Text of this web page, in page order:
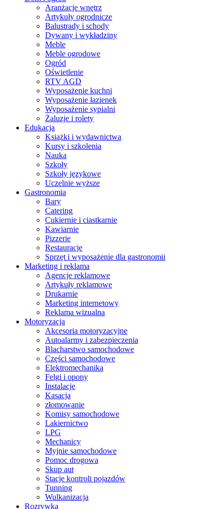
Aranżacje wnętrz
Artykuły ogrodnicze
Balustrady i schody
Dywany i wykładziny
Meble
Meble ogrodowe
Ogród
Oświetlenie
RTV AGD
Wyposażenie kuchni
Wyposażenie łazienek
Wyposażenie sypialni
Żaluzje i rolety
Edukacja
Książki i wydawnictwa
Kursy i szkolenia
Nauka
Szkoły
Szkoły językowe
Uczelnie wyższe
Gastronomia
Bary
Catering
Cukiernie i ciastkarnie
Kawiarnie
Pizzerie
Restauracje
Sprzęt i wyposażenie dla gastronomii
Marketing i reklama
Agencje reklamowe
Artykuły reklamowe
Drukarnie
Marketing internetowy
Reklama wizualna
Motoryzacja
Akcesoria motoryzacyjne
Autoalarmy i zabezpieczenia
Blacharstwo samochodowe
Części samochodowe
Elektromechanika
Felgi i opony
Instalacje
Kasacja
złomowanie
Komisy samochodowe
Lakiernictwo
LPG
Mechanicy
Myjnie samochodowe
Pomoc drogowa
Skup aut
Stacje kontroli pojazdów
Tunning
Wulkanizacja
Rozrywka